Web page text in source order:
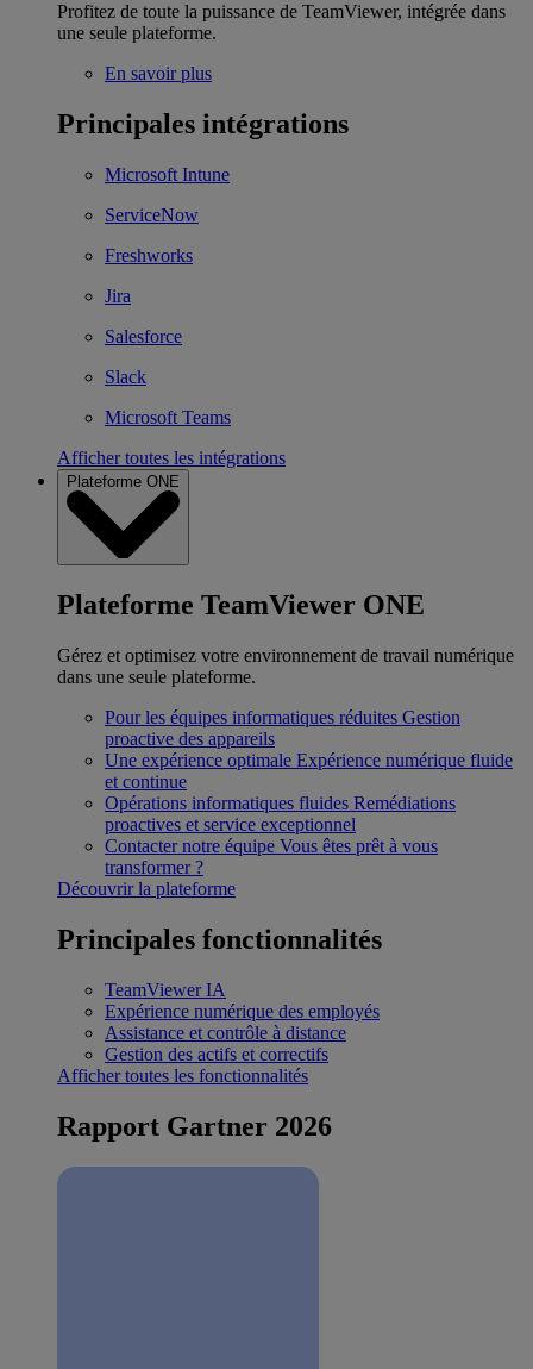
Profitez de toute la puissance de TeamViewer, intégrée dans
une seule plateforme.
En savoir plus
Principales intégrations
Microsoft Intune
ServiceNow
Freshworks
Jira
Salesforce
Slack
Microsoft Teams
Afficher toutes les intégrations
Plateforme ONE
Plateforme TeamViewer ONE
Gérez et optimisez votre environnement de travail numérique
dans une seule plateforme.
Pour les équipes informatiques réduites Gestion
proactive des appareils
Une expérience optimale Expérience numérique fluide
et continue
Opérations informatiques fluides Remédiations
proactives et service exceptionnel
Contacter notre équipe Vous êtes prêt à vous
transformer ?
Découvrir la plateforme
Principales fonctionnalités
TeamViewer IA
Expérience numérique des employés
Assistance et contrôle à distance
Gestion des actifs et correctifs
Afficher toutes les fonctionnalités
Rapport Gartner 2026